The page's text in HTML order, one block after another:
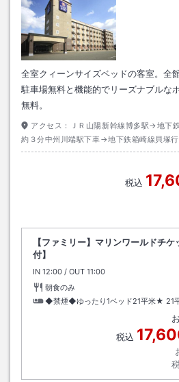
全室クィーンサイズベッドの客室。全
駐車場無料と機能的でリーズナブルな
無料。
アクセス：
ＪＲ山陽新幹線博多駅→地下
約３分中州川端駅下車→地下鉄箱崎線貝塚
約５分
税込
【ファミリー】マリンワールドチ
付】
IN チェックイン
12:00 / OUT チェックアウト
11:00
朝食のみ
◆禁煙◆ゆったり1ベッド21平米★ 21
税込